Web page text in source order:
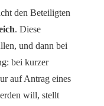
den Beteiligten
. Diese
und dann bei
bei kurzer
auf Antrag eines
will, stellt